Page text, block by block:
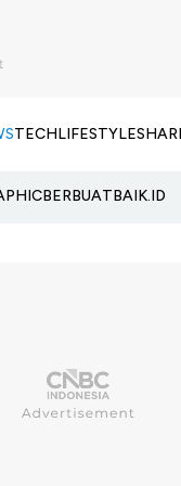
TECHLIFESTYLE
BERBUATBAIK.ID